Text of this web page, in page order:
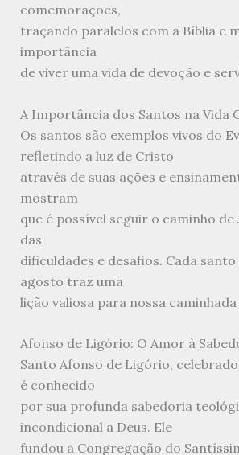
comemorações,
traçando paralelos com a Bíblia e
importância
de viver uma vida de devoção e
A Importância dos Santos na Vida
Os santos são exemplos vivos do
refletindo a luz de Cristo
através de suas ações e
mostram
que é possível seguir o caminho de
das
dificuldades e desafios. Cada
agosto traz uma
lição valiosa para nossa caminhada
Afonso de Ligório: O Amor à
Santo Afonso de Ligório,
é conhecido
por sua profunda sabedoria
incondicional a Deus. Ele
fundou a Congregação do